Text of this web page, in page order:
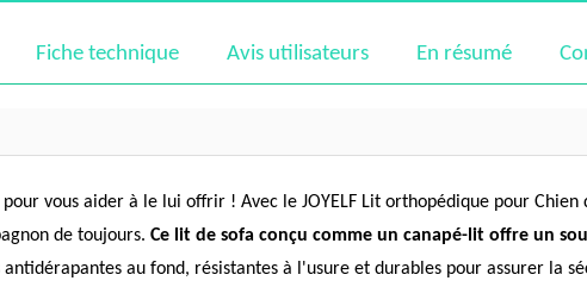
Fiche technique Avis utilisateurs En résumé
vous aider à le lui offrir ! Avec le JOYELF Lit orthopédique pour
de toujours. Ce lit de sofa conçu comme un canapé-lit offre un
antidérapantes au fond, résistantes à l'usure et durables pour assurer la